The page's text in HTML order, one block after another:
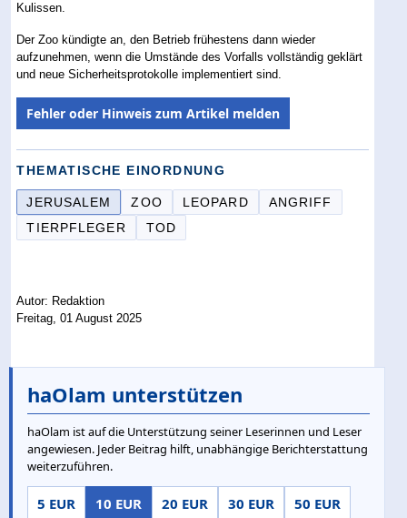
Kulissen.
Der Zoo kündigte an, den Betrieb frühestens dann wieder
aufzunehmen, wenn die Umstände des Vorfalls vollständig geklärt
und neue Sicherheitsprotokolle implementiert sind.
Fehler oder Hinweis zum Artikel melden
THEMATISCHE EINORDNUNG
JERUSALEM ZOO LEOPARD
ANGRIFF
TIERPFLEGER
TOD
Autor: Redaktion
Freitag, 01 August 2025
haOlam unterstützen
haOlam ist auf die Unterstützung seiner Leserinnen und Leser
angewiesen. Jeder Beitrag hilft, unabhängige Berichterstattung
weiterzuführen.
5 EUR 10 EUR 20 EUR 30 EUR
50 EUR